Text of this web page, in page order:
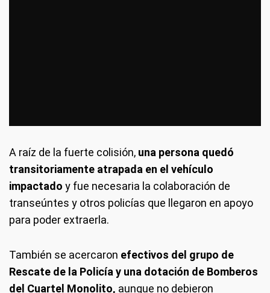
A raíz de la fuerte colisión, una persona quedó
transitoriamente atrapada en el vehículo
impactado y fue necesaria la colaboración de
transeúntes y otros policías que llegaron en apoyo
para poder extraerla.
También se acercaron efectivos del grupo de
Rescate de la Policía y una dotación de Bomberos
del Cuartel Monolito, aunque no debieron